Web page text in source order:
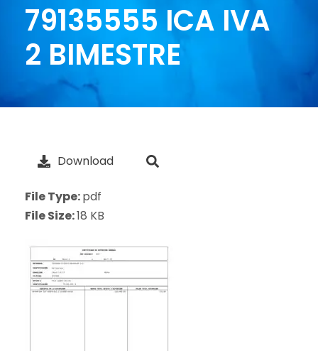
79135555 ICA IVA
2 BIMESTRE
Download
File Type:pdf
File Size:18 KB